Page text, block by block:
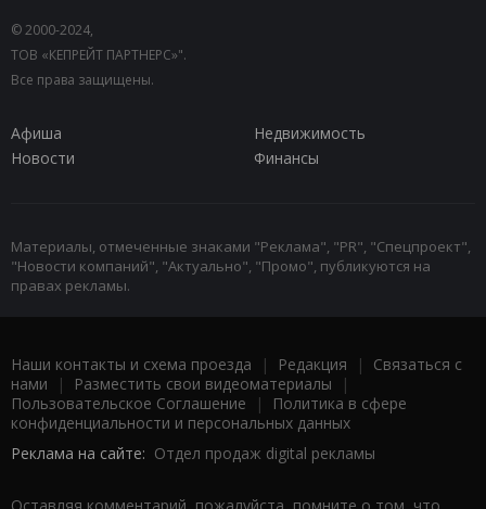
© 2000-2024,
ТОВ «КЕПРЕЙТ ПАРТНЕРС»".
Все права защищены.
Афиша
Недвижимость
Новости
Финансы
Материалы, отмеченные знаками "Реклама", "PR", "Спецпроект",
"Новости компаний", "Актуально", "Промо", публикуются на
правах рекламы.
Наши контакты и схема проезда | Редакция | Связаться с
нами | Разместить свои видеоматериалы |
Пользовательское Соглашение |
Политика в сфере
конфиденциальности и персональных данных
Реклама на сайте: Отдел продаж digital рекламы